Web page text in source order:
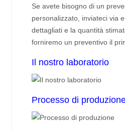
Se avete bisogno di un
personalizzato, inviateci via
dettagliati e la quantità
forniremo un preventivo il
Il nostro laboratorio
Processo di